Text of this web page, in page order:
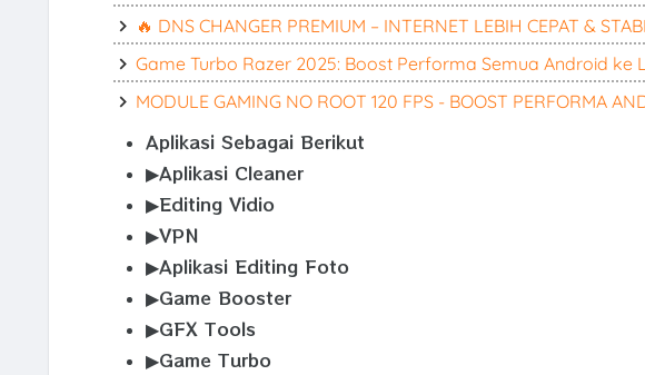
🔥 DNS CHANGER PREMIUM – INTERNET LEBIH CEPAT &
Game Turbo Razer 2025: Boost Performa Semua Android ke
MODULE GAMING NO ROOT 120 FPS - BOOST PERFORMA
Aplikasi Sebagai Berikut
▶Aplikasi Cleaner
▶Editing Vidio
▶VPN
▶Aplikasi Editing Foto
▶Game Booster
▶GFX Tools
▶Game Turbo